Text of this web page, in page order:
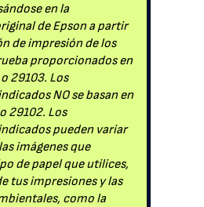
en la
de Epson a partir
de impresión de los
proporcionados en
29103. Los
NO se basan en
29102. Los
pueden variar
imágenes que
de papel que utilices,
tus impresiones y las
como la